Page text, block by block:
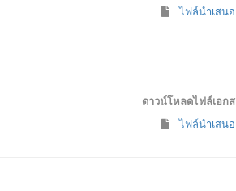
ไฟล์นำเสนอ
ดาวน์โหลดไฟล์เอก
ไฟล์นำเสนอ